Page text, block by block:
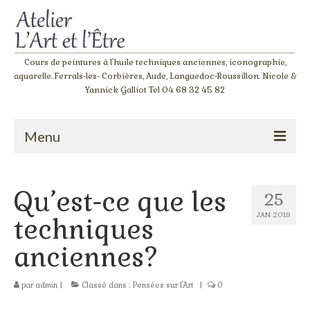
Cours de peintures à l'huile techniques anciennes, iconographie,
aquarelle. Ferrals-les- Corbières, Aude, Languedoc-Roussillon. Nicole &
Yannick Galliot Tel 04 68 32 45 82
Menu
Atelier de peinture à l’huile « Giotto »
L‘atelier de l’apprenti
Stage couleurs
Stage dessin
25
JAN 2019
Qu’est-ce que les
techniques
anciennes?
par admin | Classé dans : Pensées sur l'Art | 0